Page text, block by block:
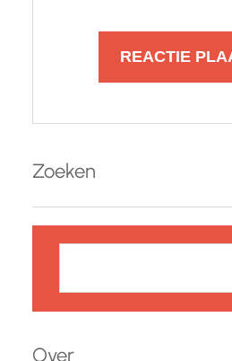
Zoeken
k
Over